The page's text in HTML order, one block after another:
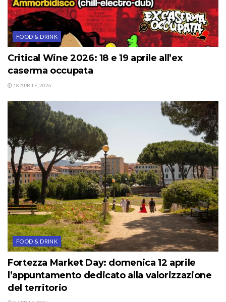
FOOD & DRINK
Critical Wine 2026: 18 e 19 aprile all’ex
caserma occupata
18 APRILE, 2026
FOOD & DRINK
Fortezza Market Day: domenica 12 aprile
l’appuntamento dedicato alla valorizzazione
del territorio